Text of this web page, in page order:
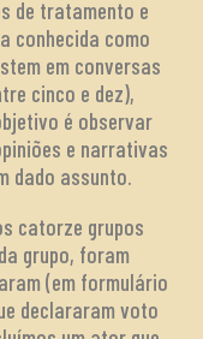
de tratamento e
conhecida como
em conversas
cinco e dez),
é observar
e narrativas
dado assunto.
catorze grupos
grupo, foram
(em formulário
declararam voto